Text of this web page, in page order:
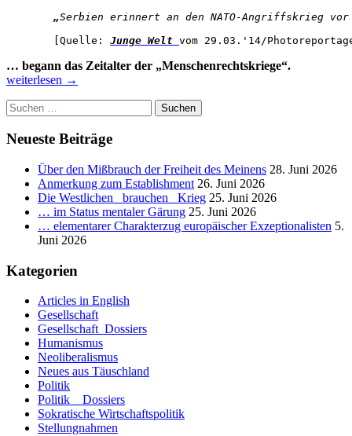
„Serbien erinnert an den NATO-Angriffskrieg
[Quelle: Junge Welt vom 29.03.'14/
… begann das Zeitalter der „Menschenrechtskriege“.
NICHT
IM
Teil
weiterlesen →
Suchen
nach:
Neueste Beiträge
Über den Mißbrauch der Freiheit des Meinens 28. Juni 2026
Anmerkung zum Establishment 26. Juni 2026
Die Westlichen _brauchen_ Krieg 25. Juni 2026
… im Status mentaler Gärung 25. Juni 2026
… elementarer Charakterzug europäischer Exzeptionalisten 5.
Juni 2026
Kategorien
Articles in English
Gesellschaft
Gesellschaft_Dossiers
Humanismus
Neoliberalismus
Neues aus Täuschland
Politik
Politik _ Dossiers
Sokratische Wirtschaftspolitik
Stellungnahmen